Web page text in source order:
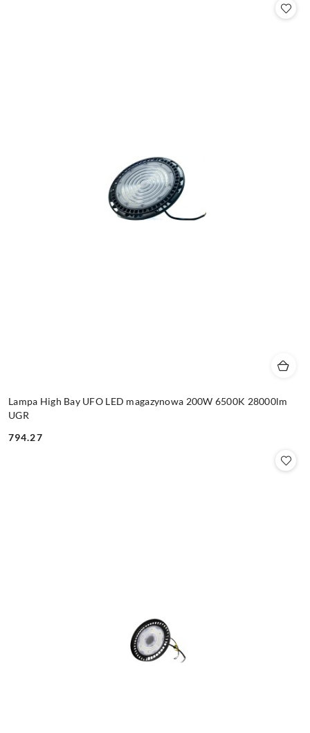
Lampa High Bay UFO LED magazynowa 200W 6500K 28000lm
UGR
Cena:
794.27